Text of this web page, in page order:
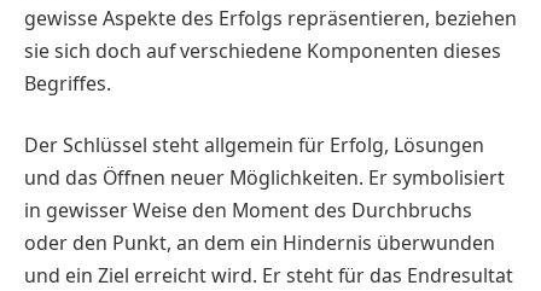
gewisse Aspekte des Erfolgs repräsentieren, beziehen
sie sich doch auf verschiedene Komponenten dieses
Begriffes.
Der Schlüssel steht allgemein für Erfolg, Lösungen
und das Öffnen neuer Möglichkeiten. Er symbolisiert
in gewisser Weise den Moment des Durchbruchs
oder den Punkt, an dem ein Hindernis überwunden
und ein Ziel erreicht wird. Er steht für das Endresultat